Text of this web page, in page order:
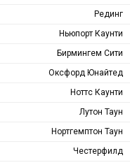
Рединг
Ньюпорт Каунти
Бирмингем Сити
Оксфорд Юнайтед
Ноттс Каунти
Лутон Таун
Нортгемптон Таун
Честерфилд